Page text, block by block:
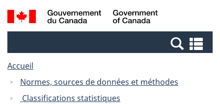
Passer
au
Passer
à
Canada
Recherche
et
et
Accueil
Normes, sources de données et méthodes
Classifications statistiques